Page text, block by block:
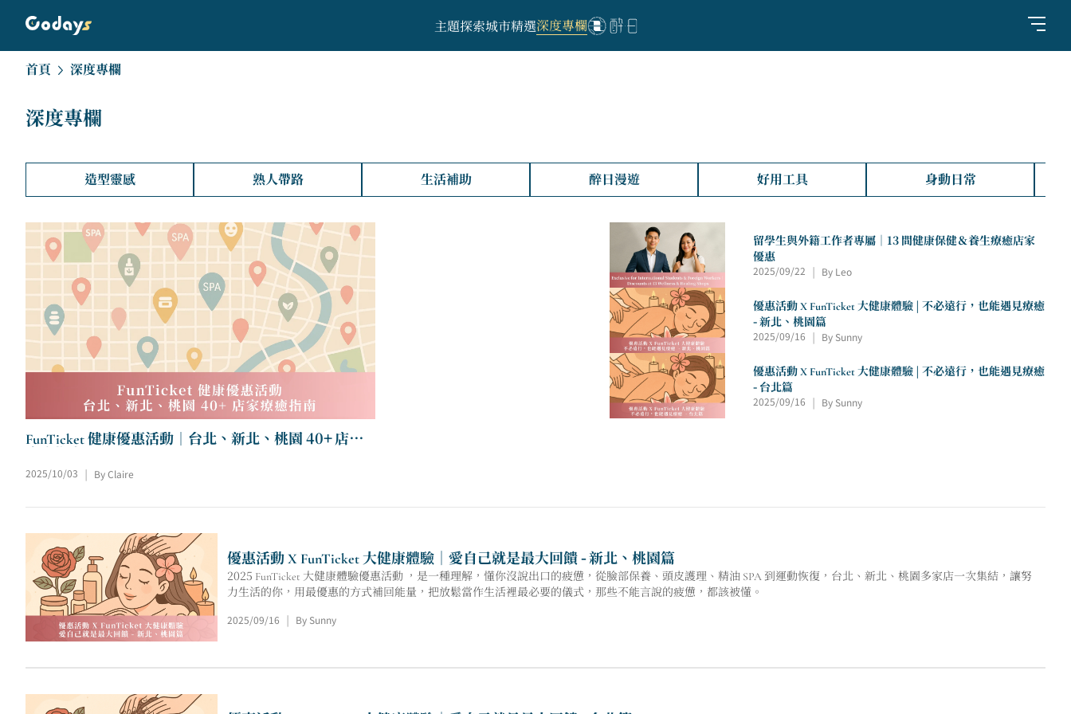
主題探索城市精選深度專欄
首頁 深度專欄
深度專欄
造型靈感 熟人帶路 生活補助 醉日漫遊 好用工具 身動日常
FunTicket 健康優惠活動｜台北、新北、桃園 40+ 店家
2025/10/03 By Claire
留學生與外籍工作者專屬｜13 間健康保健＆養生療癒店家
優惠
2025/09/22
By Leo
優惠活動 X FunTicket 大健康體驗 | 不必遠行，也能遇見療癒
- 新北、桃園篇
2025/09/16
By Sunny
優惠活動 X FunTicket 大健康體驗 | 不必遠行，也能遇見療癒
- 台北篇
2025/09/16
By Sunny
優惠活動 X FunTicket 大健康體驗｜愛自己就是最大回饋 - 新北、桃園篇
2025 FunTicket 大健康體驗優惠活動 ，是一種理解，懂你沒說出口的疲憊，從臉部保養、頭皮護理、精油 SPA 到運動恢復，台北、新北、桃園多家店一次集結，讓努
力生活的你，用最優惠的方式補回能量，把放鬆當作生活裡最必要的儀式，那些不能言說的疲憊，都該被懂。
2025/09/16
By Sunny